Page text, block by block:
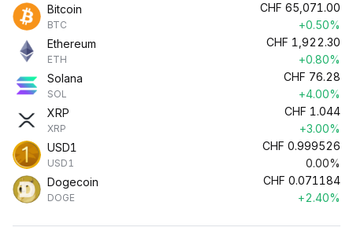
Bitcoin
BTC
CHF 65,071.00
+0.50%
Ethereum
ETH
CHF 1,922.30
+0.80%
Solana
SOL
CHF 76.28
+4.00%
XRP
XRP
CHF 1.044
+3.00%
USD1
USD1
CHF 0.999526
0.00%
Dogecoin
DOGE
CHF 0.071184
+2.40%